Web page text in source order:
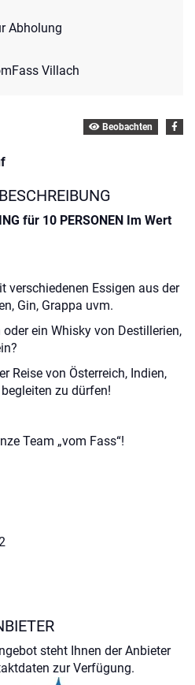
Abholung
Villach
Beobachten
für 10 PERSONEN Im Wert
verschiedenen Essigen aus der
Gin, Grappa uvm.
ein Whisky von Destillerien,
Reise von Österreich, Indien,
zu dürfen!
Team „vom Fass“!
steht Ihnen der Anbieter
zur Verfügung.